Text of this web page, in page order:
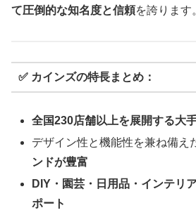
て圧倒的な知名度と信頼を誇ります
✅ カインズの特長まとめ：
全国230店舗以上を展開する大
デザイン性と機能性を兼ね備え
ンドが豊富
DIY・園芸・日用品・インテリ
ポート